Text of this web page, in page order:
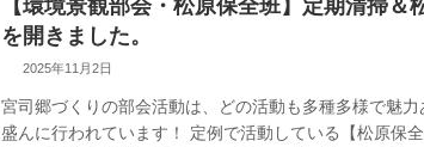
【環境景観部会・松原保全班】定期清掃＆
を開きました。
2025年11月2日
宮司郷づくりの部会活動は、どの活動も多種多様で魅
盛んに行われています！ 定例で活動している【松原保